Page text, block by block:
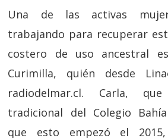
Una de las activas
trabajando para recuperar
costero de uso ancestral
Curimilla, quién desde
radiodelmar.cl. Carla,
tradicional del Colegio
que esto empezó el